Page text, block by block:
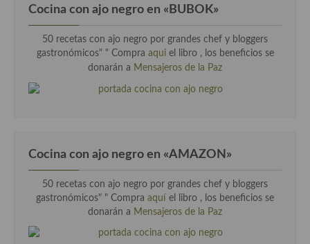
Cocina con ajo negro en «BUBOK»
50 recetas con ajo negro por grandes chef y bloggers
gastronómicos" " Compra aqui el libro , los beneficios se
donarán a Mensajeros de la Paz
Cocina con ajo negro en «AMAZON»
50 recetas con ajo negro por grandes chef y bloggers
gastronómicos" " Compra aquí el libro , los beneficios se
donarán a Mensajeros de la Paz